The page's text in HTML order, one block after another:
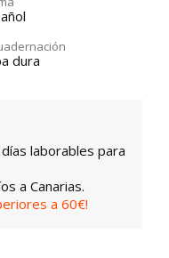
dura
laborables para
a Canarias.
a 60€!